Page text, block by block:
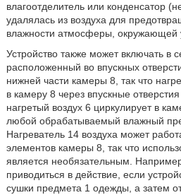
влагоотделитель или конденсатор
удалялась из воздуха для
влажности атмосферы, окружающей
Устройство также может включать в
расположенный во впускных
нижней части камеры 8, так что
в камеру 8 через впускные
нагретый воздух 6 циркулирует в
любой обрабатываемый влажный
Нагреватель 14 воздуха может
элементов камеры 8, так что
является необязательным.
приводиться в действие, если
сушки предмета 1 одежды, а затем